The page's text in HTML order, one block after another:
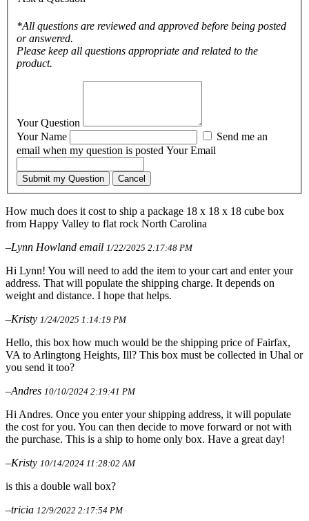
*All questions are reviewed and approved before being posted
or answered.
Please keep all questions appropriate and related to the
product.
Your Question
Your Name
email when my question is posted Your Email
Submit my Question Cancel
How much does it cost to ship a package 18 x 18 x 18 cube box
from Happy Valley to flat rock North Carolina
–Lynn Howland email 1/22/2025 2:17:48 PM
Hi Lynn! You will need to add the item to your cart and enter your
address. That will populate the shipping charge. It depends on
weight and distance. I hope that helps.
–Kristy 1/24/2025 1:14:19 PM
Hello, this box how much would be the shipping price of Fairfax,
VA to Arlingtong Heights, Ill? This box must be collected in Uhal or
you send it too?
–Andres 10/10/2024 2:19:41 PM
Hi Andres. Once you enter your shipping address, it will populate
the cost for you. You can then decide to move forward or not with
the purchase. This is a ship to home only box. Have a great day!
–Kristy 10/14/2024 11:28:02 AM
is this a double wall box?
–tricia 12/9/2022 2:17:54 PM